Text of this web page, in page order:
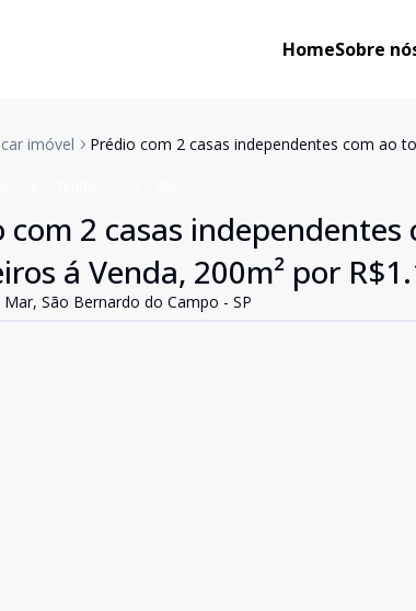
HomeSobre
imóvel Prédio com 2 casas independentes com ao
com 2 casas
á Venda, 200m² por
Mar, São Bernardo do Campo - SP